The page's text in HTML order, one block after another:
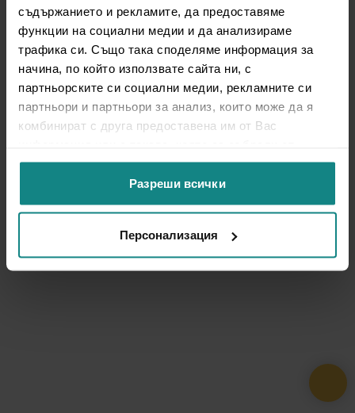
съдържанието и рекламите, да предоставяме
функции на социални медии и да анализираме
трафика си. Също така споделяме информация за
начина, по който използвате сайта ни, с
партньорските си социални медии, рекламните си
партньори и партньори за анализ, които може да я
комбинират с друга предоставена им от Вас
ползването от Ваша страна на услугите им.
Разреши всички
Персонализация